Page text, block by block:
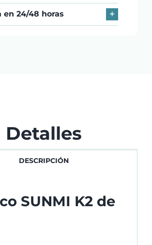
en 24/48 horas
Detalles
DESCRIPCIÓN
SUNMI K2 de